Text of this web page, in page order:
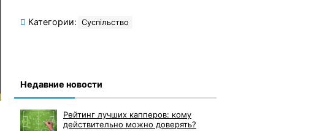
Категории: Суспільство
Недавние новости
Рейтинг лучших капперов: кому
действительно можно доверять?